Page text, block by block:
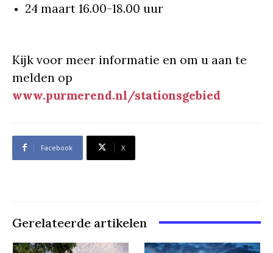
24 maart 16.00-18.00 uur
Kijk voor meer informatie en om u aan te
melden op
www.purmerend.nl/stationsgebied
Facebook X
Gerelateerde artikelen